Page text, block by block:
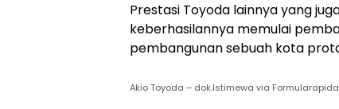
Prestasi Toyoda lainnya yang
keberhasilannya memulai
pembangunan sebuah kota
Akio Toyoda – dok.Istimewa via